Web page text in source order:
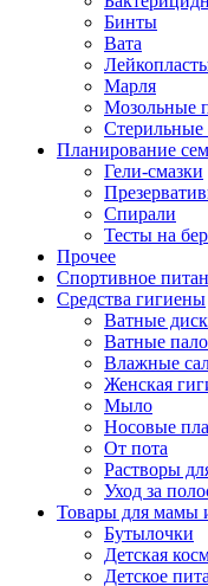
Бинты
Вата
Марля
Мозольные
Стерильные
Планирование
Гели-смазки
Спирали
Тесты на
Прочее
Спортивное
Средства гигиены
Ватные
Ватные
Влажные
Женская
Мыло
Носовые
От пота
Растворы
Уход за
Товары для мамы
Бутылочки
Детская
Детское